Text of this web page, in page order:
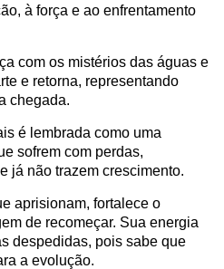
à força e ao enfrentamento
com os mistérios das águas e
e retorna, representando
chegada.
é lembrada como uma
sofrem com perdas,
já não trazem crescimento.
aprisionam, fortalece o
de recomeçar. Sua energia
despedidas, pois sabe que
a evolução.